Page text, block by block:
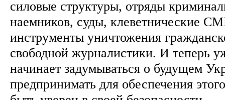
силовые структуры, отряды
наемников, суды, клеветнические
инструменты уничтожения
свободной журналистики. И теперь
начинает задумываться о будущем
предпринимать для обеспечения